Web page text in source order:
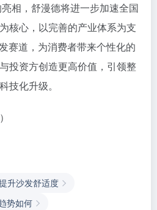
相，舒漫德将进一步加速全国
核心，以完善的产业体系为支
赛道，为消费者带来个性化的
投资方创造更高价值，引领整
技化升级。
升沙发舒适度
势如何